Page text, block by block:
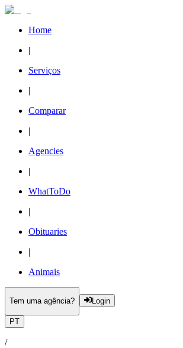
Home
|
Serviços
|
Comparar
|
Agencies
|
WhatToDo
|
Obituaries
|
Animais
Tem uma agência? Login
PT
/